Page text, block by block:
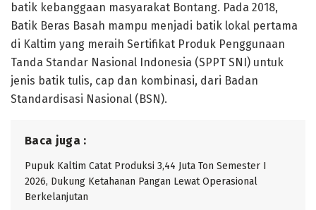
batik kebanggaan masyarakat Bontang. Pada 2018,
Batik Beras Basah mampu menjadi batik lokal pertama
di Kaltim yang meraih Sertifikat Produk Penggunaan
Tanda Standar Nasional Indonesia (SPPT SNI) untuk
jenis batik tulis, cap dan kombinasi, dari Badan
Standardisasi Nasional (BSN).
Baca juga :
Pupuk Kaltim Catat Produksi 3,44 Juta Ton Semester I
2026, Dukung Ketahanan Pangan Lewat Operasional
Berkelanjutan